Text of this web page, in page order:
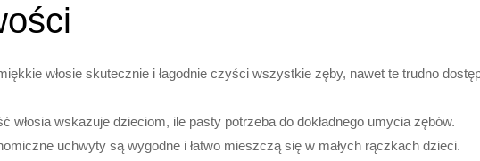
włosie skutecznie i łagodnie czyści wszystkie zęby, nawet te trudno
włosia wskazuje dzieciom, ile pasty potrzeba do dokładnego umycia zębów.
uchwyty są wygodne i łatwo mieszczą się w małych rączkach dzieci.